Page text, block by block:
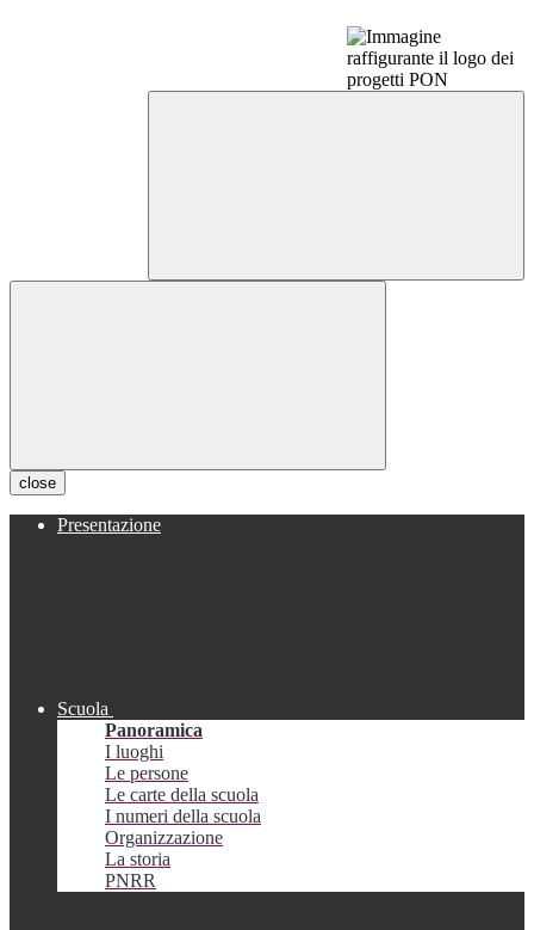
close
Presentazione
Scuola
Panoramica
I luoghi
Le persone
Le carte della scuola
I numeri della scuola
Organizzazione
La storia
PNRR